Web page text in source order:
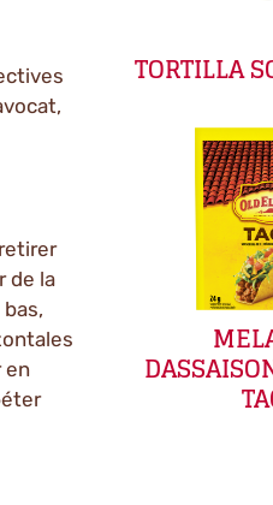
de la
en
TORTILLA